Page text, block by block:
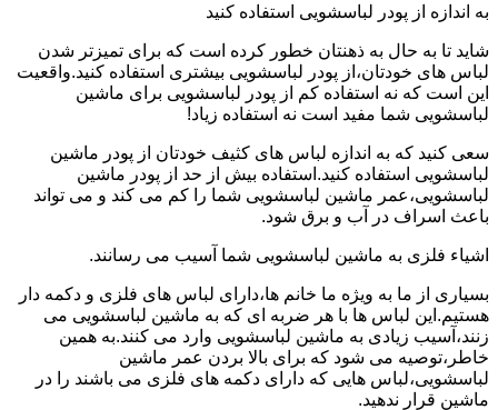
به اندازه از پودر لباسشویی استفاده کنید
شاید تا به حال به ذهنتان خطور کرده است که برای تمیزتر شدن
لباس های خودتان،از پودر لباسشویی بیشتری استفاده کنید.واقعیت
این است که نه استفاده کم از پودر لباسشویی برای ماشین
لباسشویی شما مفید است نه استفاده زیاد!
سعی کنید که به اندازه لباس های کثیف خودتان از پودر ماشین
لباسشویی استفاده کنید.استفاده بیش از حد از پودر ماشین
لباسشویی،عمر ماشین لباسشویی شما را کم می کند و می تواند
باعث اسراف در آب و برق شود.
اشیاء فلزی به ماشین لباسشویی شما آسیب می رسانند.
بسیاری از ما به ویژه ما خانم ها،دارای لباس های فلزی و دکمه دار
هستیم.این لباس ها با هر ضربه ای که به ماشین لباسشویی می
زنند،آسیب زیادی به ماشین لباسشویی وارد می کنند.به همین
خاطر،توصیه می شود که برای بالا بردن عمر ماشین
لباسشویی،لباس هایی که دارای دکمه های فلزی می باشند را در
ماشین قرار ندهید.